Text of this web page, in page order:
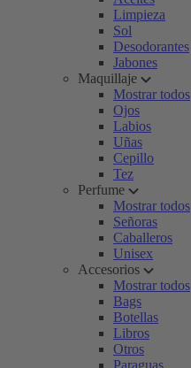
Limpieza
Sol
Desodorantes
Jabones
Maquillaje
Mostrar todos
Ojos
Labios
Uñas
Cepillo
Tez
Perfume
Mostrar todos
Señoras
Caballeros
Unisex
Accesorios
Mostrar todos
Bags
Botellas
Libros
Otros
Paraguas